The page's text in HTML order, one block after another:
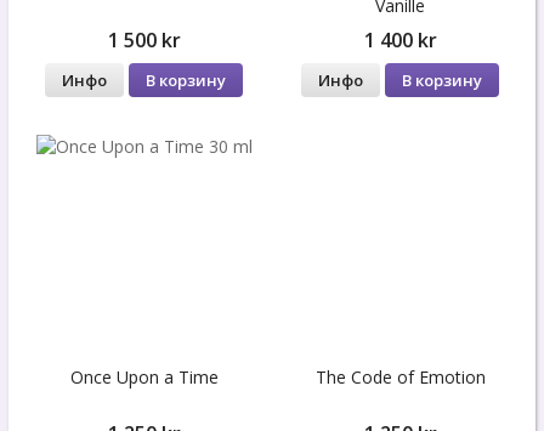
1 500 kr
Инфо В корзину
Vanille
1 400 kr
Инфо В корзину
Once Upon a Time The Code of Emotion